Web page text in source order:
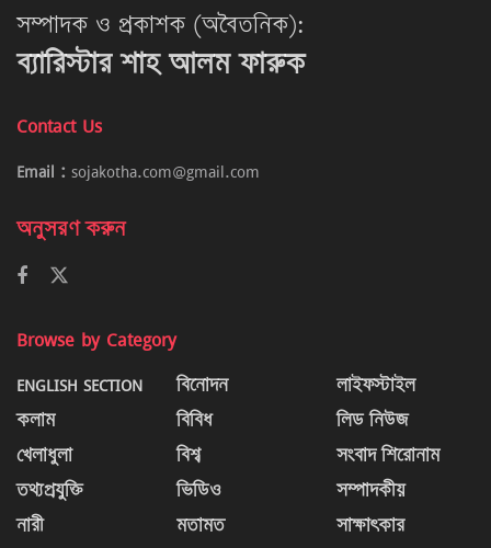
সম্পাদক ও প্রকাশক (অবৈতনিক):
ব্যারিস্টার শাহ আলম ফারুক
Contact Us
Email : sojakotha.com@gmail.com
অনুসরণ করুন
Browse by Category
ENGLISH SECTION
কলাম
খেলাধুলা
তথ্যপ্রযুক্তি
নারী
বিনোদন
বিবিধ
বিশ্ব
ভিডিও
মতামত
লাইফস্টাইল
লিড নিউজ
সংবাদ শিরোনাম
সম্পাদকীয়
সাক্ষাৎকার